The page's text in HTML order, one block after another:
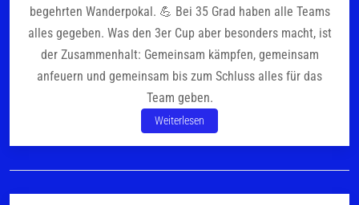
begehrten Wanderpokal. 💪 Bei 35 Grad haben alle Teams
alles gegeben. Was den 3er Cup aber besonders macht, ist
der Zusammenhalt: Gemeinsam kämpfen, gemeinsam
anfeuern und gemeinsam bis zum Schluss alles für das
Team geben.
Weiterlesen